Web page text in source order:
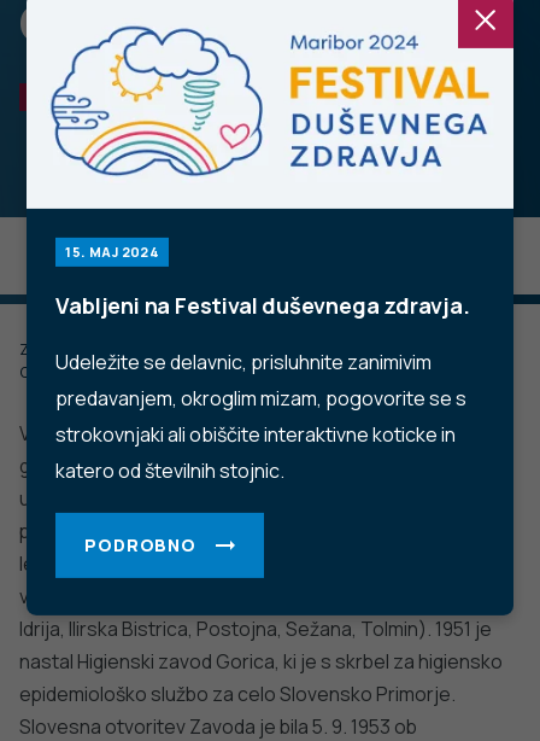
15. MAJ 2024
Vabljeni na Festival duševnega zdravja.
Udeležite se delavnic, prisluhnite zanimivim
predavanjem, okroglim mizam, pogovorite se s
strokovnjaki ali obiščite interaktivne koticke in
katero od številnih stojnic.
PODROBNO
Gorica
OBMOČNA ENOTA NOVA GORICA
Zadnje posodobljeno: 29.05.2023
Objavljeno: 26.05.2023
V Sloveniji ima javno zdravstvo stoletno tradicijo. Na
goriškem segajo prvi začetki v leto 1945, ko je bila
ustanovljena razkuževalna postaja. Tej se je leta 1948
pridružila sanitarno epidemiološka postaja v Ajdovščini. V
letu 1949 so bile ustanovljene tudi higienske postaje po
vseh takratnih okrajih v Slovenskem Primorju (Gorica,
Idrija, Ilirska Bistrica, Postojna, Sežana, Tolmin). 1951 je
nastal Higienski zavod Gorica, ki je s skrbel za higiensko
epidemiološko službo za celo Slovensko Primorje.
Slovesna otvoritev Zavoda je bila 5. 9. 1953 ob